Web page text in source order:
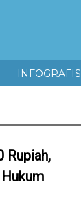
INFOGRAFIS
Rupiah,